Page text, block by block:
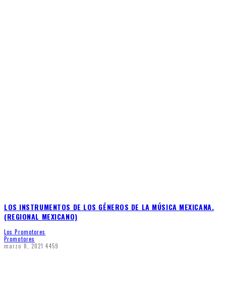
LOS INSTRUMENTOS DE LOS GÉNEROS DE LA MÚSICA MEXICANA.
(REGIONAL MEXICANO)
Los Promotores
Promotores
marzo 8, 2021 4459